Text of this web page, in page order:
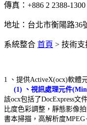
傳真：+886 2 2388-1300
地址：台北市衡陽路36
系統整合 首頁 > 技術支
1 、提供ActiveX(ocx)軟體
(1)
、視訊處理元件
該ocx包括了DocExpress文
比度色彩調整，靜態影像
書本掃描，高解析度MPEG